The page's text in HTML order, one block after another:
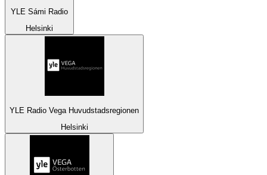
YLE Sámi Radio
Helsinki
YLE Radio Vega Huvudstadsregionen
Helsinki